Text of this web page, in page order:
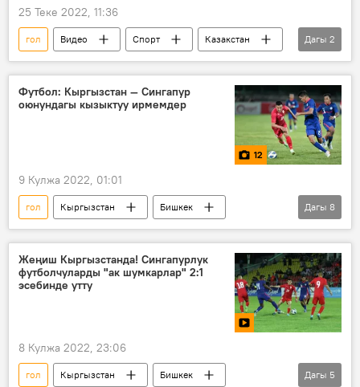
25 Теке 2022, 11:36
гол Видео Спорт
Казакстан
футбол
Гүлжигит Алыкулов
Дагы 2
Футбол: Кыргызстан — Сингапур
оюнундагы кызыктуу ирмемдер
12
9 Кулжа 2022, 01:01
гол Кыргызстан
Бишкек
футбол
Азия кубогу
Сингапур
Валерий Кичин
Виктор Майер
Спорт
Сүрөт Сүрөт түрмөк
Дагы 8
Жеңиш Кыргызстанда! Сингапурлук
футболчуларды "ак шумкарлар" 2:1
эсебинде утту
8 Кулжа 2022, 23:06
гол Кыргызстан
Бишкек
Дагы 5